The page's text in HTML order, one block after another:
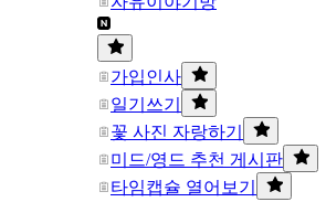
가입인사
일기쓰기
꽃 사진 자랑하기
미드/영드 추천 게시판
타임캡슐 열어보기